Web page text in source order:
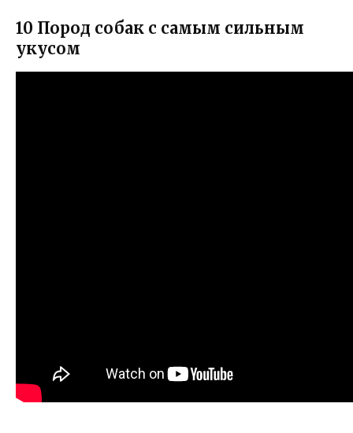
10 Пород собак с самым сильным
укусом